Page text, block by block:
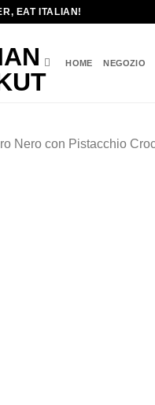
EAT ITALIAN!
HOME NEGOZIO